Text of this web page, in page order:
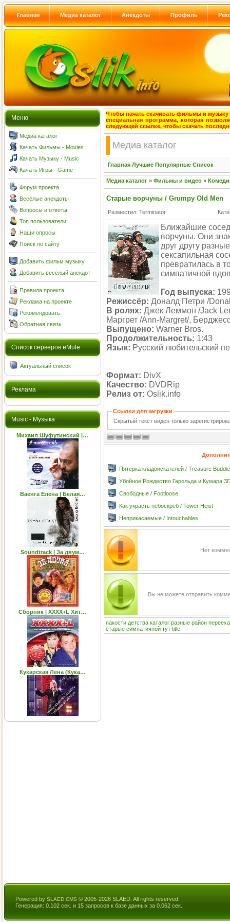
Главная Медиа каталог Анекдоты Профиль
Меню
Медиа каталог
Качать Фильмы - Movies
Качать Музыку - Music
Качать Игры - Game
Форум проекта
Весёлые анекдоты
Вопросы и ответы
Топ пользователи
Наши опросы
Поиск по сайту
Добавить фильм музыку
Добавить весёлый анекдот
Правила проекта
Реклама на проекте
Рекомендовать
Обратная связь
Cписок серверов eMule
Актуальный список
Реклама
Music - Музыка
Михаил Шуфутинский |…
Ваенга Елена | Белая…
Soundtrack | За двум…
Сборник | XXXX+L Хит…
Кукарская Лена (Кука…
Чтобы начать скачивать фильмы и музыку
специальная программа, которая
следующей ссылке, чтобы скачать
Медиа каталог
Главная Лучшие Популярные Список
Медиа каталог » Фильмы и видео »
Старые ворчуны / Grumpy Old Men
Разместил: Terminator
Ближайшие
ворчуны. Они
друг другу
сексапильная
превратилась в
симпатичной
Год выпуска:
Режиссёр: Доналд Петри /
В ролях: Джек Леммон /Jack
Маргрет /Ann-Margret/,
Выпущено: Warner Bros.
Продолжительность: 1:43
Язык: Русский любительский
Формат: DivX
Качество: DVDRip
Релиз от: Oslik.info
Ссылки для загрузки
Скрытый текст виден только
Пятерка кладоискателей / Treasure
Убойное Рождество Гарольда и Кумара
Свободные / Footloose
Как украсть небоскреб / Tower Heist
Неприкасаемые / Intouchables
Нет
Вы не можете отправить
пакости детства каталог разные район
старые симпатичной тут title
Powered by SLAED CMS © 2005-2026 SLAED. All rights reserved.
Генерация: 0.102 сек. и 15 запросов к базе данных за 0.062 сек.